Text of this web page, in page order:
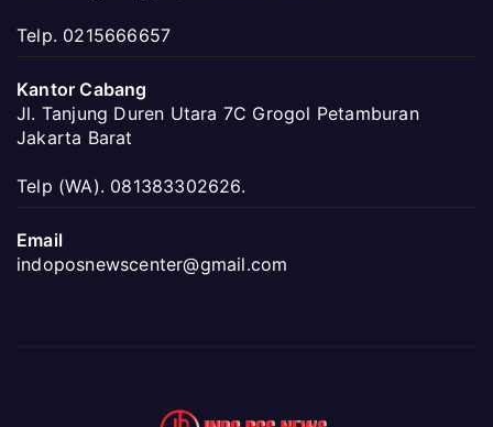
Telp. 0215666657
Kantor Cabang
Jl. Tanjung Duren Utara 7C Grogol Petamburan
Jakarta Barat
Telp (WA). 081383302626.
Email
indoposnewscenter@gmail.com